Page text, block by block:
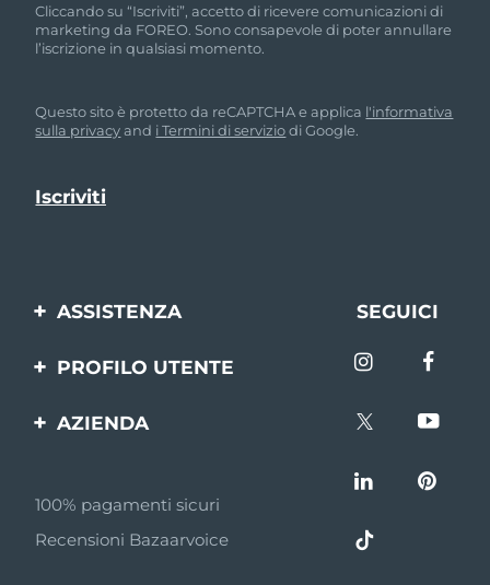
Cliccando su “Iscriviti”, accetto di ricevere comunicazioni di
marketing da FOREO. Sono consapevole di poter annullare
l’iscrizione in qualsiasi momento.
Questo sito è protetto da reCAPTCHA e applica l'informativa
sulla privacyand i Termini di serviziodi Google.
ASSISTENZA
Contattaci
batteria
SEGUICI
PROFILO UTENTE
prodotto
AZIENDA
Affiliazione
Notizie di affiliazione
100% pagamenti sicuri
Recensioni Bazaarvoice